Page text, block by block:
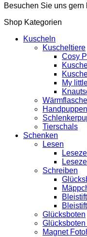
Besuchen Sie uns gern
Shop Kategorien
Kuscheln
Kuscheltiere
Cosy
My
Tierschals
Schenken
Lesen
Schreiben
Glücksboten
Magnet